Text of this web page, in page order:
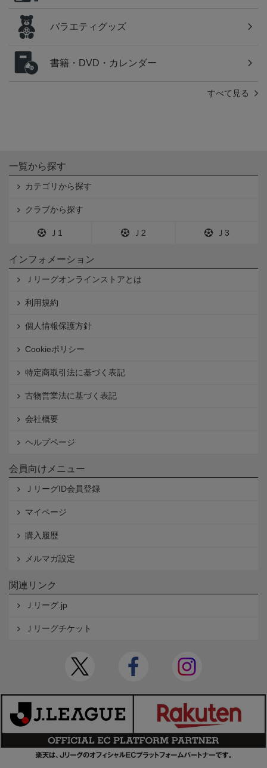
バラエティグッズ
書籍・DVD・カレンダー
すべて見る
一覧から探す
カテゴリから探す
クラブから探す
Ｊ1 Ｊ2 Ｊ3
インフォメーション
Ｊリーグオンラインストアとは
利用規約
個人情報保護方針
Cookieポリシー
特定商取引法に基づく表記
古物営業法に基づく表記
会社概要
ヘルプページ
会員向けメニュー
ＪリーグID会員登録
マイページ
購入履歴
メルマガ設定
関連リンク
Ｊリーグ.jp
Ｊリーグチケット